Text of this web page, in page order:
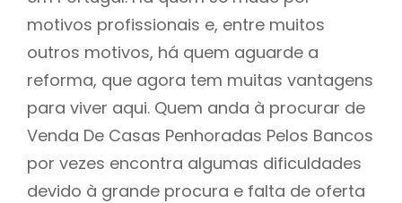
motivos profissionais e, entre muitos
outros motivos, há quem aguarde a
reforma, que agora tem muitas vantagens
para viver aqui. Quem anda à procurar de
Venda De Casas Penhoradas Pelos Bancos
por vezes encontra algumas dificuldades
devido à grande procura e falta de oferta